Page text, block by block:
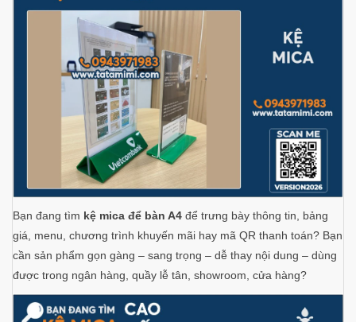
Bạn đang tìm kệ mica để bàn A4 để trưng bày thông tin, bảng
giá, menu, chương trình khuyến mãi hay mã QR thanh toán? Bạn
cần sản phẩm gọn gàng – sang trọng – dễ thay nội dung – dùng
được trong ngân hàng, quầy lễ tân, showroom, cửa hàng?